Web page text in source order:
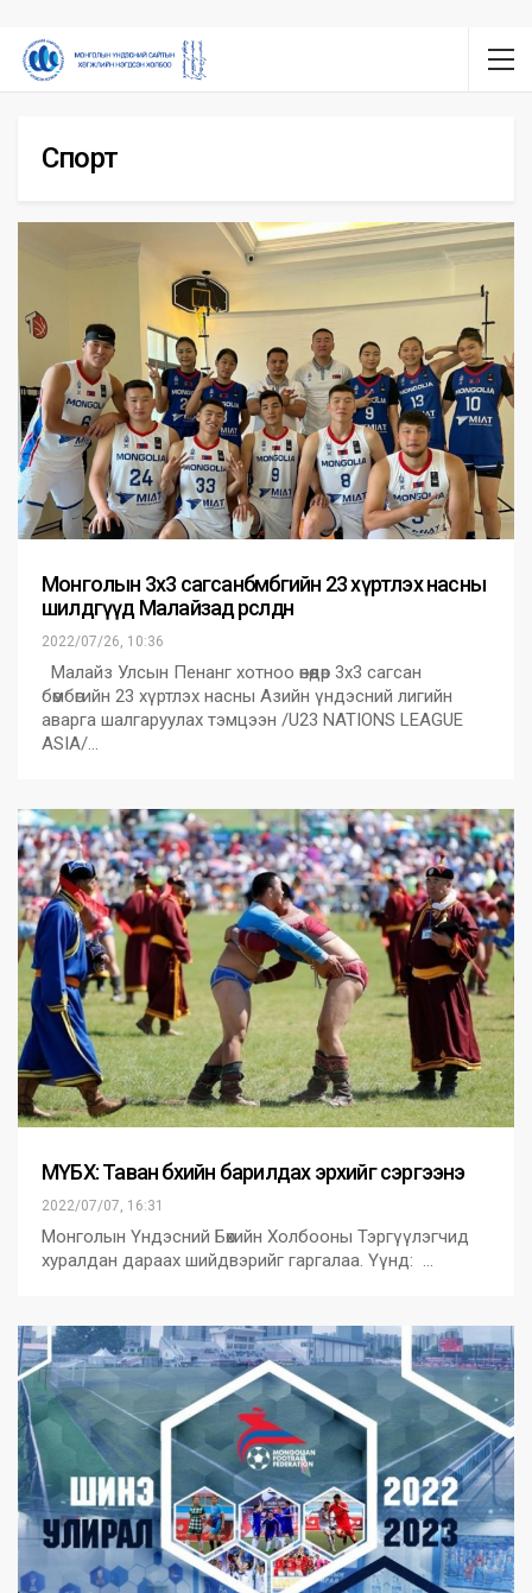
Спорт
Монголын 3х3 сагсанбөмбөгийн 23 хүртлэх насны
шилдгүүд Малайзад өрсөлдөнө
2022/07/26, 10:36
Малайз Улсын Пенанг хотноо өнөөдөр 3х3 сагсан
бөмбөгийн 23 хүртлэх насны Азийн үндэсний лигийн
аварга шалгаруулах тэмцээн /U23 NATIONS LEAGUE
ASIA/…
МҮБХ: Таван бөхийн барилдах эрхийг сэргээнэ
2022/07/07, 16:31
Монголын Үндэсний Бөхийн Холбооны Тэргүүлэгчид
хуралдан дараах шийдвэрийг гаргалаа. Үүнд: …